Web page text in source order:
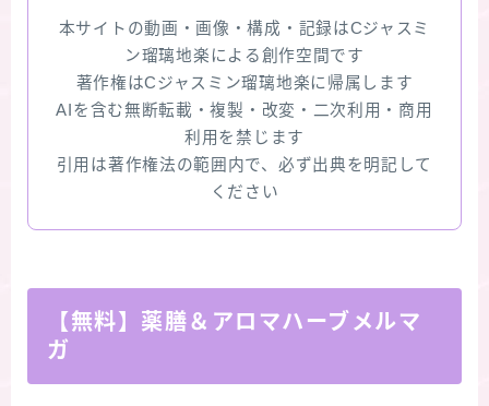
本サイトの動画・画像・構成・記録はCジャスミ
ン瑠璃地楽による創作空間です
著作権はCジャスミン瑠璃地楽に帰属します
AIを含む無断転載・複製・改変・二次利用・商用
利用を禁じます
引用は著作権法の範囲内で、必ず出典を明記して
ください
【無料】薬膳＆アロマハーブメルマ
ガ